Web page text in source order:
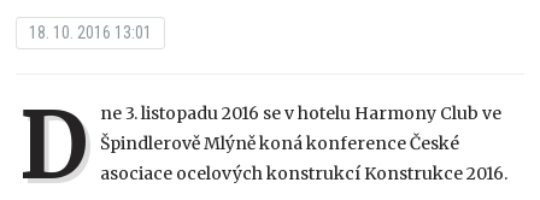
18. 10. 2016 13:01
D ne 3. listopadu 2016 se v hotelu Harmony Club ve
Špindlerově Mlýně koná konference České
asociace ocelových konstrukcí Konstrukce 2016.